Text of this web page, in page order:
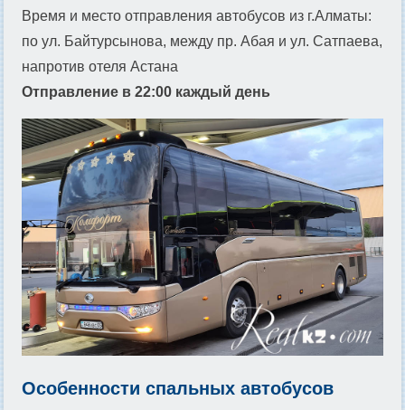
Время и место отправления автобусов из г.Алматы:
по ул. Байтурсынова, между пр. Абая и ул. Сатпаева,
напротив отеля Астана
Отправление в 22:00 каждый день
Особенности спальных автобусов